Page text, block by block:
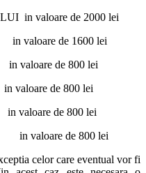
in valoare de 2000 lei
valoare de 1600 lei
valoare de 800 lei
valoare de 800 lei
valoare de 800 lei
de 800 lei
celor care eventual vor fi